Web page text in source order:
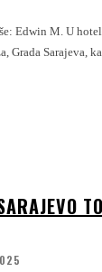
Sarajevo: Prilike i izazovi“, događaj
Grada Sarajeva,